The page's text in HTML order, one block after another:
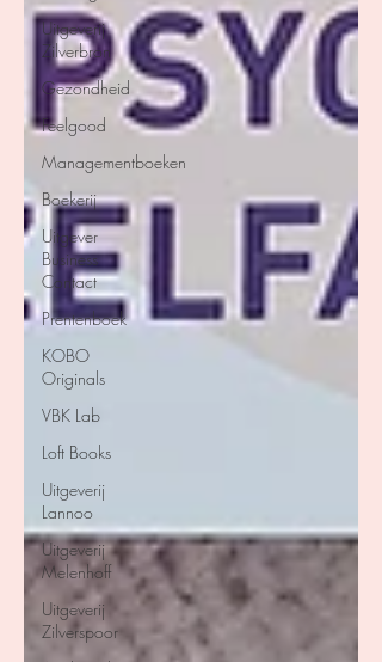
Uitgeverij
Zilverbron
Gezondheid
Feelgood
Managementboeken
Boekerij
Uitgever
Business
Contact
Prentenboek
KOBO
Originals
VBK Lab
Loft Books
Uitgeverij
Lannoo
Uitgeverij
Melenhoff
Uitgeverij
Zilverspoor